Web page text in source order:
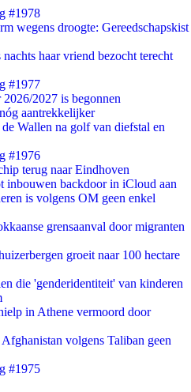
#1978
wegens droogte: Gereedschapskist
haar vriend bezocht terecht
#1977
2027 is begonnen
aantrekkelijker
Wallen na golf van diefstal en
#1976
terug naar Eindhoven
inbouwen backdoor in iCloud aan
is volgens OM geen enkel
grensaanval door migranten
groeit naar 100 hectare
die 'genderidentiteit' van kinderen
in Athene vermoord door
volgens Taliban geen
#1975